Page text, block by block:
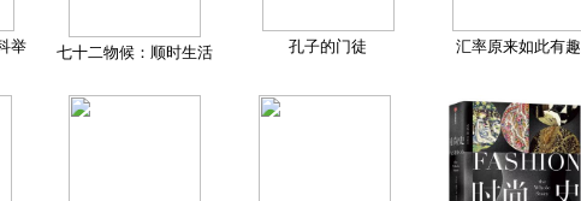
举 七十二物候：顺时生活 孔子的门徒 汇率原来如此有趣